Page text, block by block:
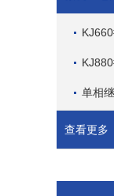
单相
查看更多